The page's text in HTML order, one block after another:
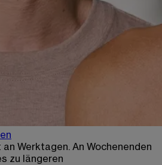
Werktagen. An Wochenenden
zu längeren